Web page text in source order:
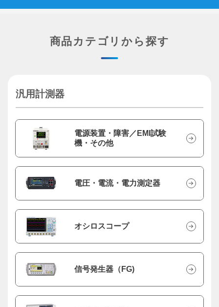
商品カテゴリから探す
汎用計測器
電源装置・障害／EMI試験
機・その他
電圧・電流・電力測定器
オシロスコープ
信号発生器（FG)